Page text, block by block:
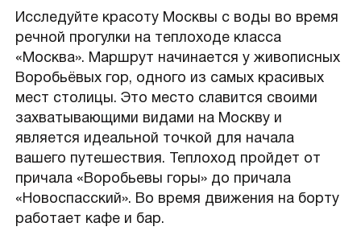
Исследуйте красоту Москвы с воды во время
речной прогулки на теплоходе класса
«Москва». Маршрут начинается у живописных
Воробьёвых гор, одного из самых красивых
мест столицы. Это место славится своими
захватывающими видами на Москву и
является идеальной точкой для начала
вашего путешествия. Теплоход пройдет от
причала «Воробьевы горы» до причала
«Новоспасский». Во время движения на борту
работает кафе и бар.